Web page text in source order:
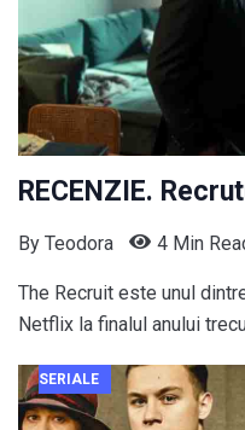
RECENZIE.
By Teodora 4 Min
The Recruit este unul
Netflix la finalul anului
SERIALE